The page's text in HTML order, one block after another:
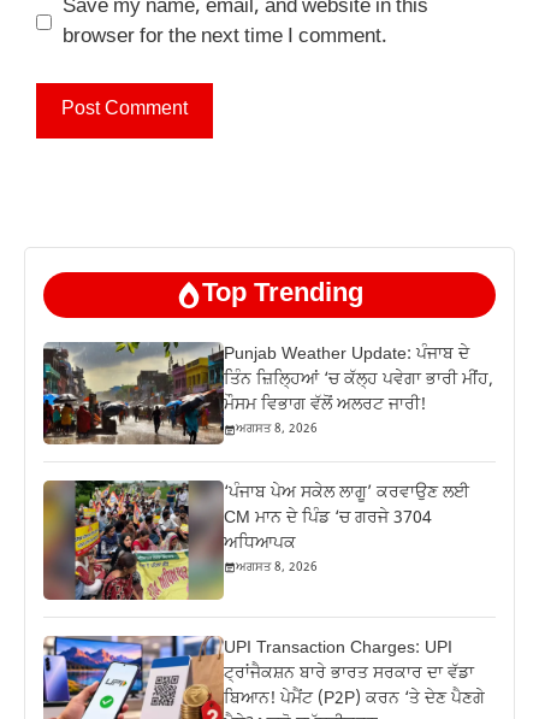
Save my name, email, and website in this
browser for the next time I comment.
Top Trending
Punjab Weather Update: ਪੰਜਾਬ ਦੇ
ਤਿੰਨ ਜ਼‍ਿਲ੍ਹਿਆਂ ‘ਚ ਕੱਲ੍ਹ ਪਵੇਗਾ ਭਾਰੀ ਮੀਂਹ,
ਮੌਸਮ ਵਿਭਾਗ ਵੱਲੋਂ ਅਲਰਟ ਜਾਰੀ!
ਅਗਸਤ 8, 2026
‘ਪੰਜਾਬ ਪੇਅ ਸਕੇਲ ਲਾਗੂ’ ਕਰਵਾਉਣ ਲਈ
CM ਮਾਨ ਦੇ ਪਿੰਡ ‘ਚ ਗਰਜੇ 3704
ਅਧਿਆਪਕ
ਅਗਸਤ 8, 2026
UPI Transaction Charges: UPI
ਟ੍ਰਾਂਜੈਕਸ਼ਨ ਬਾਰੇ ਭਾਰਤ ਸਰਕਾਰ ਦਾ ਵੱਡਾ
ਬਿਆਨ! ਪੇਮੈਂਟ (P2P) ਕਰਨ ‘ਤੇ ਦੇਣ ਪੈਣਗੇ